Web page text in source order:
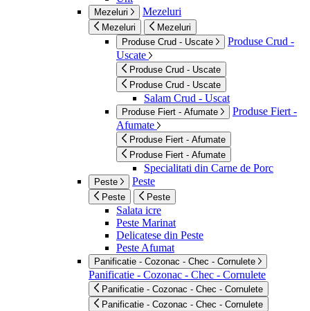
Mezeluri Mezeluri
Mezeluri
Mezeluri
Produse Crud - Uscate
Produse Crud -
Uscate
Produse Crud - Uscate
Produse Crud - Uscate
Salam Crud - Uscat
Produse Fiert - Afumate
Produse Fiert -
Afumate
Produse Fiert - Afumate
Produse Fiert - Afumate
Specialitati din Carne de Porc
Peste Peste
Peste Peste
Salata icre
Peste Marinat
Delicatese din Peste
Peste Afumat
Panificatie - Cozonac - Chec - Cornulete
Panificatie - Cozonac - Chec - Cornulete
Panificatie - Cozonac - Chec - Cornulete
Panificatie - Cozonac - Chec - Cornulete